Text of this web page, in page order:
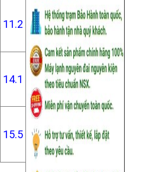
11.2
14.1
15.5